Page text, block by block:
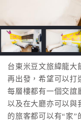
台東米豆文旅緯龍大
再出發，希望可以打
每層樓都有一個交誼
以及在大廳亦可以與
的旅客都可以有“家”